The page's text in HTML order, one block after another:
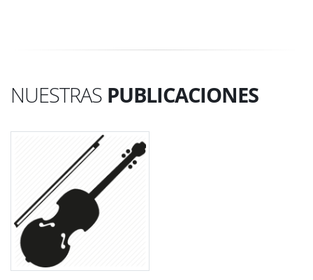
NUESTRAS PUBLICACIONES